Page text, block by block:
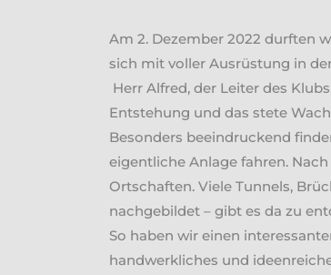
Am 2. Dezember 2022 durften
sich mit voller Ausrüstung in
Herr Alfred, der Leiter des
Entstehung und das stete
Besonders beeindruckend
eigentliche Anlage fahren.
Ortschaften. Viele Tunnels,
nachgebildet – gibt es da zu
So haben wir einen
handwerkliches und